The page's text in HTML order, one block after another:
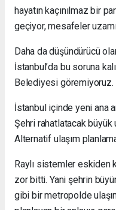
hayatın kaçınılmaz bir
geçiyor, mesafeler
Daha da düşündürücü
İstanbul’da bu soruna
Belediyesi göremiyoruz.
İstanbul içinde yeni ana
Şehri rahatlatacak büyük
Alternatif ulaşım
Raylı sistemler eskiden
zor bitti. Yani şehrin
gibi bir metropolde